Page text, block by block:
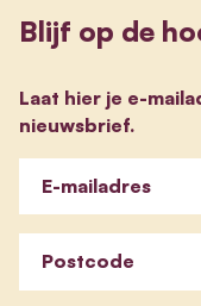
Blijf op de
Laat hier je e-
nieuwsbrief.
E-mailadres
Postcode